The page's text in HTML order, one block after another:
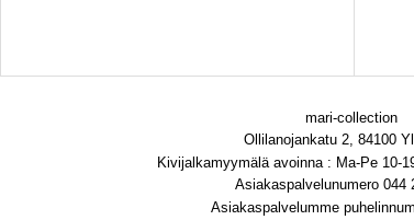
mari-collection
Ollilanojankatu 2, 84100
Kivijalkamyymälä avoinna : Ma-Pe 10-
Asiakaspalvelunumero 044
Asiakaspalvelumme